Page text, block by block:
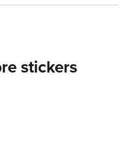
stickers